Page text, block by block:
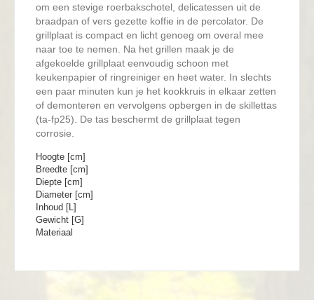
om een stevige roerbakschotel, delicatessen uit de
braadpan of vers gezette koffie in de percolator. De
grillplaat is compact en licht genoeg om overal mee
naar toe te nemen. Na het grillen maak je de
afgekoelde grillplaat eenvoudig schoon met
keukenpapier of ringreiniger en heet water. In slechts
een paar minuten kun je het kookkruis in elkaar zetten
of demonteren en vervolgens opbergen in de skillettas
(ta-fp25). De tas beschermt de grillplaat tegen
corrosie.
Hoogte [cm]
Breedte [cm]
Diepte [cm]
Diameter [cm]
Inhoud [L]
Gewicht [G]
Materiaal